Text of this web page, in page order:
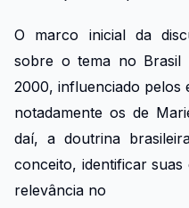
O marco inicial da
sobre o tema no Brasil
2000, influenciado pelos
notadamente os de
daí, a doutrina
conceito, identificar
relevância no